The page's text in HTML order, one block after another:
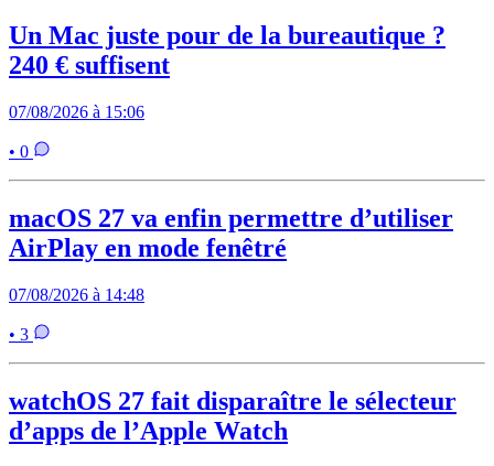
Un Mac juste pour de la bureautique ?
240 € suffisent
07/08/2026 à 15:06
• 0
macOS 27 va enfin permettre d’utiliser
AirPlay en mode fenêtré
07/08/2026 à 14:48
• 3
watchOS 27 fait disparaître le sélecteur
d’apps de l’Apple Watch